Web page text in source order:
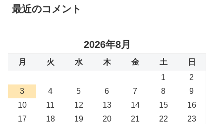
最近のコメント
2026年8月
月 火 水 木 金 土
日
1
2
3
4 5 6 7 8
9
10
11 12 13 14 15
16
17
18 19 20 21 22
23